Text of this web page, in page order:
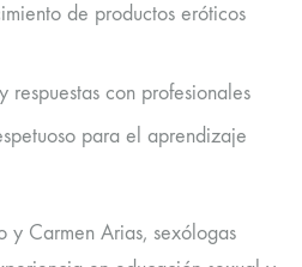
de productos eróticos
respuestas con profesionales
para el aprendizaje
y Carmen Arias, sexólogas